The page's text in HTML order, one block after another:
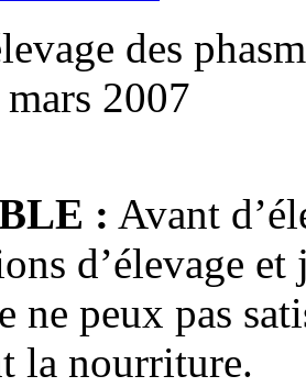
des
2007
: Avant
d’élevage et
ne peux pas
la nourriture.